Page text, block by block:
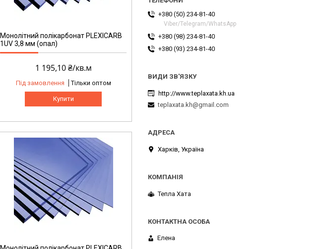
Монолітний полікарбонат PLEXICARB
1UV 3,8 мм (опал)
1 195,10 ₴/кв.м
Під замовлення Тільки оптом
Купити
+380 (50) 234-81-40
Viber/Telegram/WhatsApp
+380 (98) 234-81-40
+380 (93) 234-81-40
http://www.teplaxata.kh.ua
teplaxata.kh@gmail.com
Харків, Україна
Тепла Хата
Елена